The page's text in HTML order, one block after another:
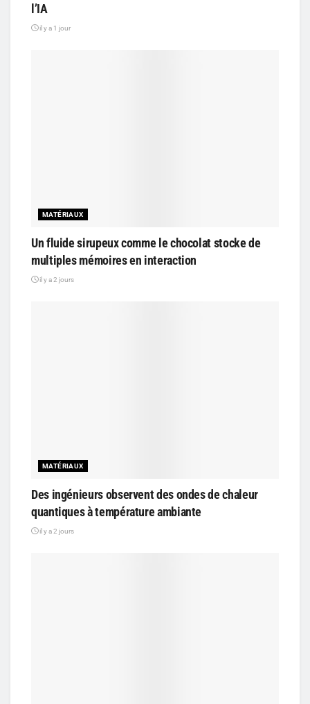
l’IA
il y a 1 jour
MATÉRIAUX
Un fluide sirupeux comme le chocolat stocke de
multiples mémoires en interaction
il y a 2 jours
MATÉRIAUX
Des ingénieurs observent des ondes de chaleur
quantiques à température ambiante
il y a 2 jours